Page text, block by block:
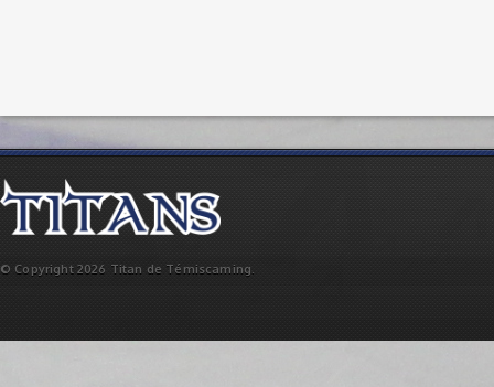
© Copyright 2026 Titan de Témiscaming.